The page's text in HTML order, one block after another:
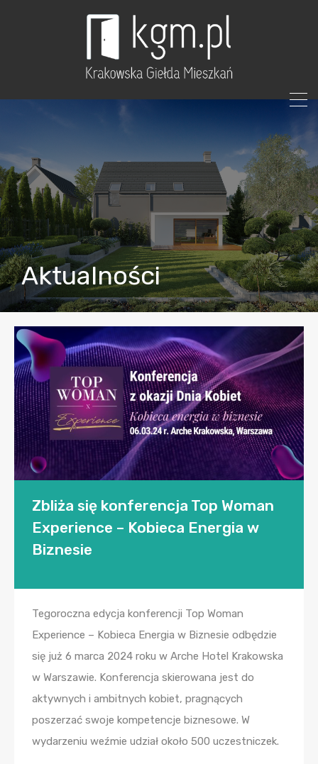
Aktualności
Zbliża się konferencja Top Woman
Experience – Kobieca Energia w
Biznesie
Tegoroczna edycja konferencji Top Woman
Experience – Kobieca Energia w Biznesie odbędzie
się już 6 marca 2024 roku w Arche Hotel Krakowska
w Warszawie. Konferencja skierowana jest do
aktywnych i ambitnych kobiet, pragnących
poszerzać swoje kompetencje biznesowe. W
wydarzeniu weźmie udział około 500 uczestniczek.